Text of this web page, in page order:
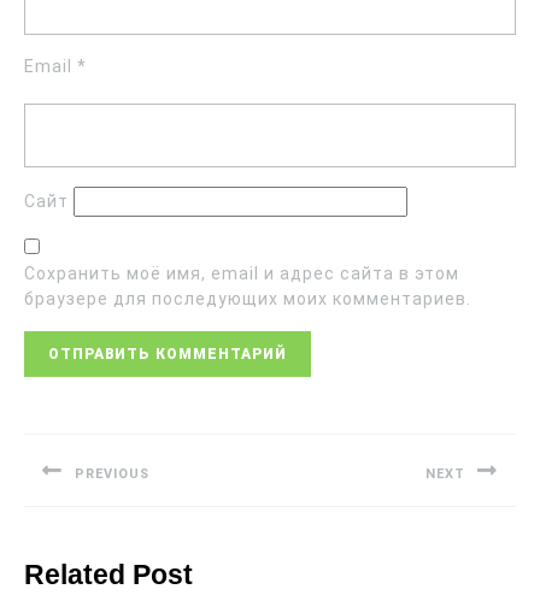
Email *
Сайт
Сохранить моё имя, email и адрес сайта в этом
браузере для последующих моих комментариев.
PREVIOUS NEXT
Related Post